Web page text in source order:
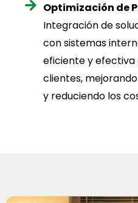
Optimización de
Integración de
con sistemas
eficiente y efectiva
clientes,
y reduciendo los